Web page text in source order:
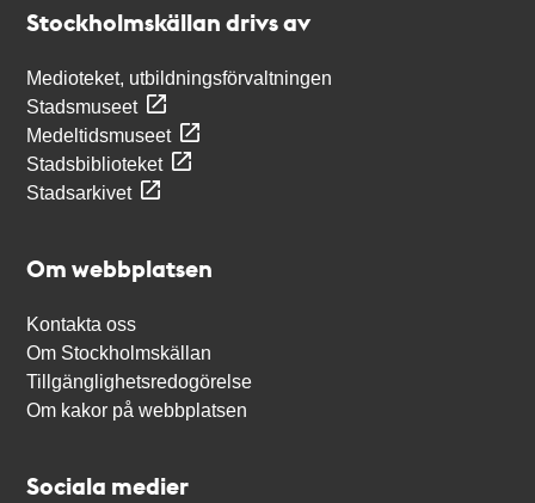
Stockholmskällan drivs av
Medioteket, utbildningsförvaltningen
Stadsmuseet
Medeltidsmuseet
Stadsbiblioteket
Stadsarkivet
Om webbplatsen
Kontakta oss
Om Stockholmskällan
Tillgänglighetsredogörelse
Om kakor på webbplatsen
Sociala medier